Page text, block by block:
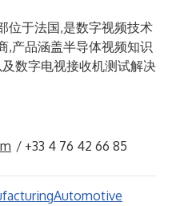
位于法国,是数字视频技术
,产品涵盖半导体视频知识
数字电视接收机测试解决
/ +33 4 76 42 66 85
Automotive